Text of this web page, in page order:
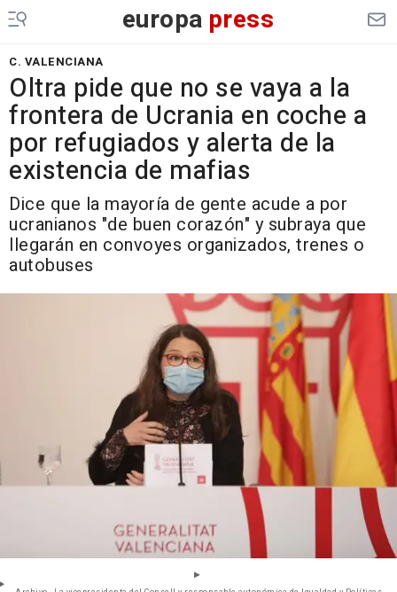
europa press
C. VALENCIANA
Oltra pide que no se vaya a la
frontera de Ucrania en coche a
por refugiados y alerta de la
existencia de mafias
Dice que la mayoría de gente acude a por
ucranianos "de buen corazón" y subraya que
llegarán en convoyes organizados, trenes o
autobuses